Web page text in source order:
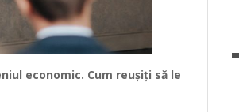
economic. Cum reușiți să le